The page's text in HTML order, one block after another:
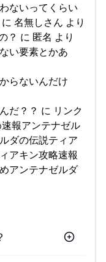
ないってくらい
名無しさん より
？ に 匿名 より
い要素とかあ
らないんだけ
だ？？ に リンク
報アンテナゼル
ダの伝説ティア
アキン攻略速報
アンテナゼルダ